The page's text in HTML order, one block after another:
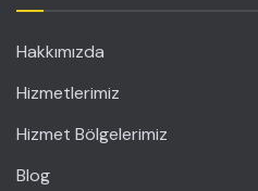
Hakkımızda
Hizmetlerimiz
Hizmet Bölgelerimiz
Blog